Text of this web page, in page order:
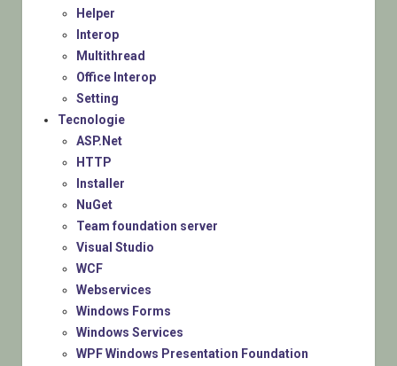
Helper
Interop
Multithread
Office Interop
Setting
Tecnologie
ASP.Net
HTTP
Installer
NuGet
Team foundation server
Visual Studio
WCF
Webservices
Windows Forms
Windows Services
WPF Windows Presentation Foundation